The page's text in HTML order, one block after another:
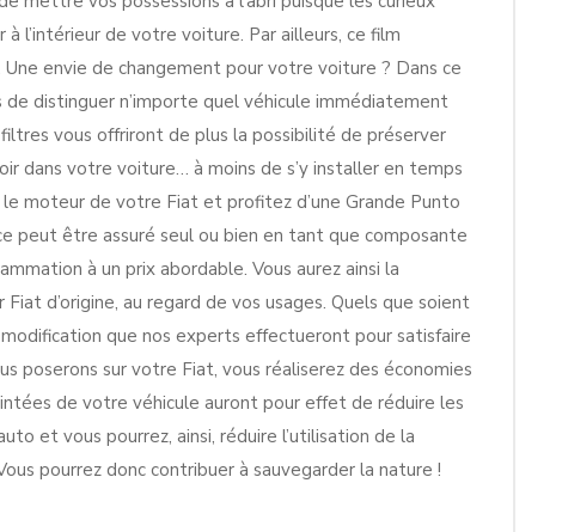
l’intérieur de votre voiture. Par ailleurs, ce film
envie de changement pour votre voiture ? Dans ce
distinguer n’importe quel véhicule immédiatement
vous offriront de plus la possibilité de préserver
dans votre voiture… à moins de s’y installer en temps
le moteur de votre Fiat et profitez d’une Grande Punto
peut être assuré seul ou bien en tant que composante
à un prix abordable. Vous aurez ainsi la
d’origine, au regard de vos usages. Quels que soient
que nos experts effectueront pour satisfaire
poserons sur votre Fiat, vous réaliserez des économies
de votre véhicule auront pour effet de réduire les
et vous pourrez, ainsi, réduire l’utilisation de la
pourrez donc contribuer à sauvegarder la nature !